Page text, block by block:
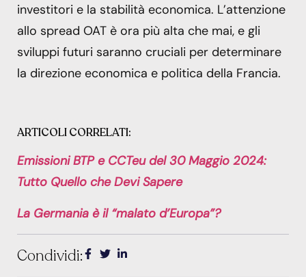
investitori e la stabilità economica. L’attenzione
allo spread OAT è ora più alta che mai, e gli
sviluppi futuri saranno cruciali per determinare
la direzione economica e politica della Francia.
ARTICOLI CORRELATI:
Emissioni BTP e CCTeu del 30 Maggio 2024:
Tutto Quello che Devi Sapere
La Germania è il “malato d’Europa”?
Condividi: